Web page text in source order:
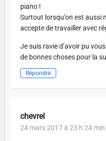
piano !
Surtout lorsqu’on est aussi
accepte de travailler avec
Je suis ravie d’avoir pu
de bonnes choses pour la
Répondre
chevrel
24 mars 2017 à 23 h 24 min